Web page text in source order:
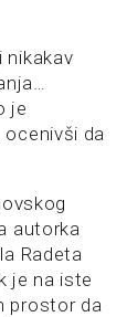
nikakav
je
da
autorka
Radeta
je na iste
prostor da